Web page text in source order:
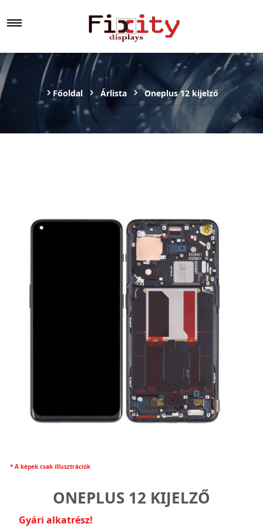
Főoldal Árlista Oneplus 12 kijelző
* A képek csak illusztrációk
ONEPLUS 12 KIJELZŐ
Gyári alkatrész!